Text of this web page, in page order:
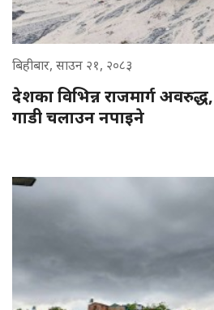
बिहीबार, साउन २१, २०८३
देशका विभिन्न राजमार्ग
गाडी चलाउन नपाइने